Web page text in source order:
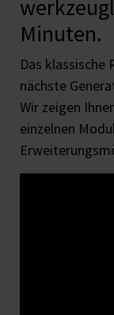
Minuten.
Das klassische
nächste
Wir zeigen
einzelnen